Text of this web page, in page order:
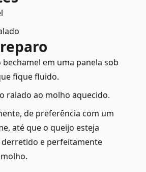
em uma panela sob
fique fluido.
ralado ao molho aquecido.
de preferência com um
até que o queijo esteja
e perfeitamente